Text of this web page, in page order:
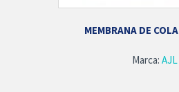
MEMBRANA DE
Marca: AJL